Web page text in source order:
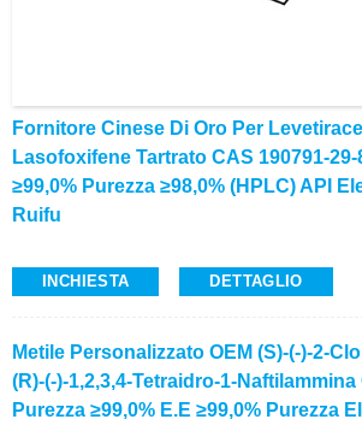
Fornitore Cinese Di Oro Per
Lasofoxifene Tartrato CAS 190791-
≥99,0% Purezza ≥98,0% (HPLC) API
Ruifu
INCHIESTA DETTAGLIO
Metile Personalizzato OEM (S)-(-)-2-
(R)-(-)-1,2,3,4-Tetraidro-1-Naftilammina
Purezza ≥99,0% E.e ≥99,0% Purezza